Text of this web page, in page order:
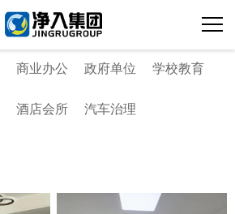
商业办公 政府单位 学校教育
酒店会所 汽车治理